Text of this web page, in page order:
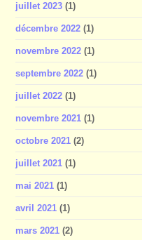
juillet 2023 (1)
décembre 2022 (1)
novembre 2022 (1)
septembre 2022 (1)
juillet 2022 (1)
novembre 2021 (1)
octobre 2021 (2)
juillet 2021 (1)
mai 2021 (1)
avril 2021 (1)
mars 2021 (2)